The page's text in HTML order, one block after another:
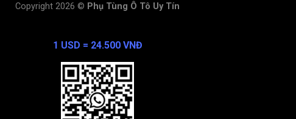
Copyright 2026 © Phụ Tùng Ô Tô Uy Tín
1 USD = 24.500 VNĐ